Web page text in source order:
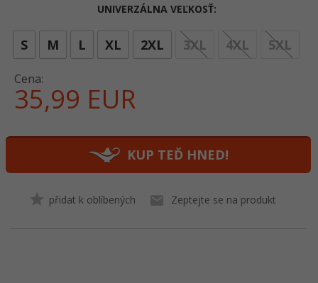
UNIVERZÁLNA VEĽKOSŤ:
S M L XL 2XL 3XL 4XL 5XL
Cena:
35,99 EUR
KUP TEĎ HNED!
přidat k oblíbených Zeptejte se na produkt